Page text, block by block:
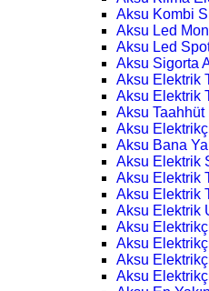
Aksu Kombi
Aksu Led
Aksu Led
Aksu Sigorta
Aksu Elektrik
Aksu Elektrik
Aksu Taahhüt
Aksu
Aksu Bana
Aksu Elektrik
Aksu Elektrik
Aksu Elektrik
Aksu Elektrik
Aksu
Aksu
Aksu
Aksu